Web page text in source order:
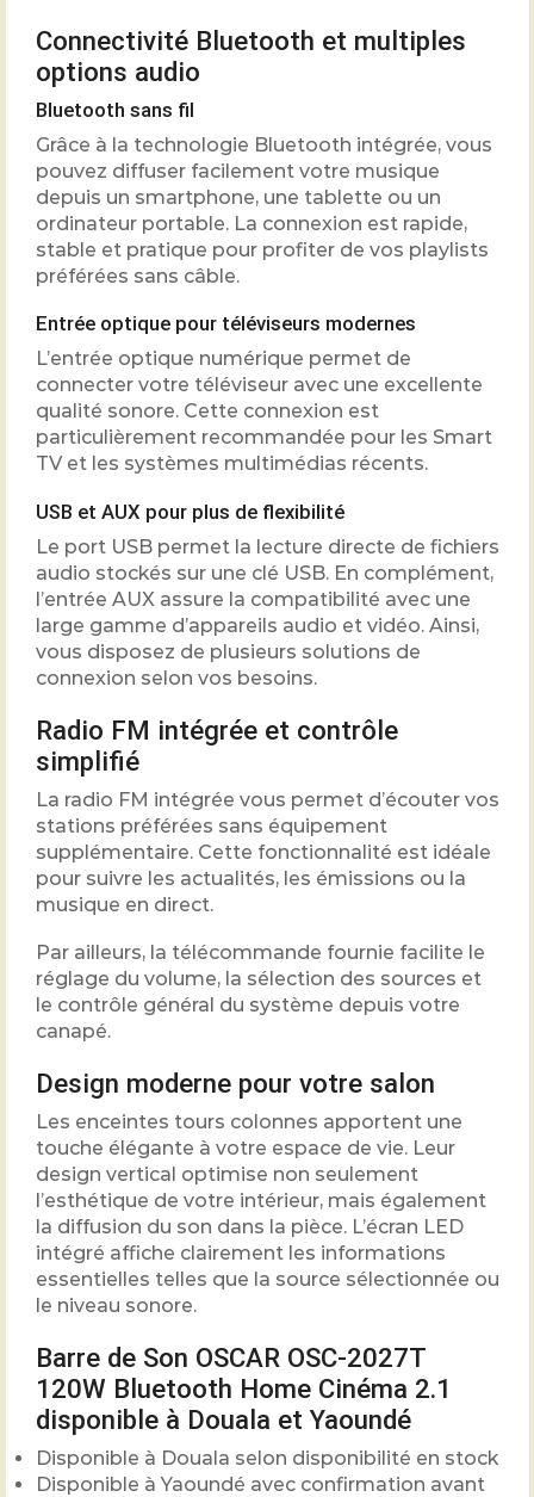
Connectivité Bluetooth et multiples
options audio
Bluetooth sans fil
Grâce à la technologie Bluetooth intégrée, vous
pouvez diffuser facilement votre musique
depuis un smartphone, une tablette ou un
ordinateur portable. La connexion est rapide,
stable et pratique pour profiter de vos playlists
préférées sans câble.
Entrée optique pour téléviseurs modernes
L’entrée optique numérique permet de
connecter votre téléviseur avec une excellente
qualité sonore. Cette connexion est
particulièrement recommandée pour les Smart
TV et les systèmes multimédias récents.
USB et AUX pour plus de flexibilité
Le port USB permet la lecture directe de fichiers
audio stockés sur une clé USB. En complément,
l’entrée AUX assure la compatibilité avec une
large gamme d’appareils audio et vidéo. Ainsi,
vous disposez de plusieurs solutions de
connexion selon vos besoins.
Radio FM intégrée et contrôle
simplifié
La radio FM intégrée vous permet d’écouter vos
stations préférées sans équipement
supplémentaire. Cette fonctionnalité est idéale
pour suivre les actualités, les émissions ou la
musique en direct.
Par ailleurs, la télécommande fournie facilite le
réglage du volume, la sélection des sources et
le contrôle général du système depuis votre
canapé.
Design moderne pour votre salon
Les enceintes tours colonnes apportent une
touche élégante à votre espace de vie. Leur
design vertical optimise non seulement
l’esthétique de votre intérieur, mais également
la diffusion du son dans la pièce. L’écran LED
intégré affiche clairement les informations
essentielles telles que la source sélectionnée ou
le niveau sonore.
Barre de Son OSCAR OSC-2027T
120W Bluetooth Home Cinéma 2.1
disponible à Douala et Yaoundé
Disponible à Douala selon disponibilité en stock
Disponible à Yaoundé avec confirmation avant